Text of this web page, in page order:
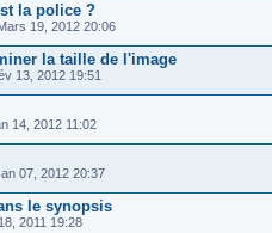
la police ?
19, 2012 20:06
la taille de l'image
13, 2012 19:51
14, 2012 11:02
07, 2012 20:37
le synopsis
2011 19:28